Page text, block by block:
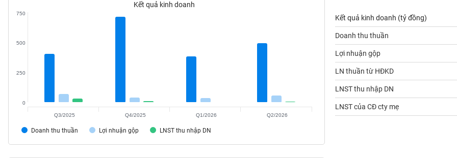
Kết quả kinh doanh
Doanh thu thuần Lợi nhuận gộp LNST thu nhập DN
0
250
500
750
Q3/2025 Q4/2025 Q1/2026 Q2/2026
Kết quả kinh doanh (tỷ đồng)
Doanh thu thuần
Lợi nhuận gộp
LN thuần từ HĐKD
LNST thu nhập DN
LNST của CĐ cty mẹ
NGUYÊN
NGHIỆP